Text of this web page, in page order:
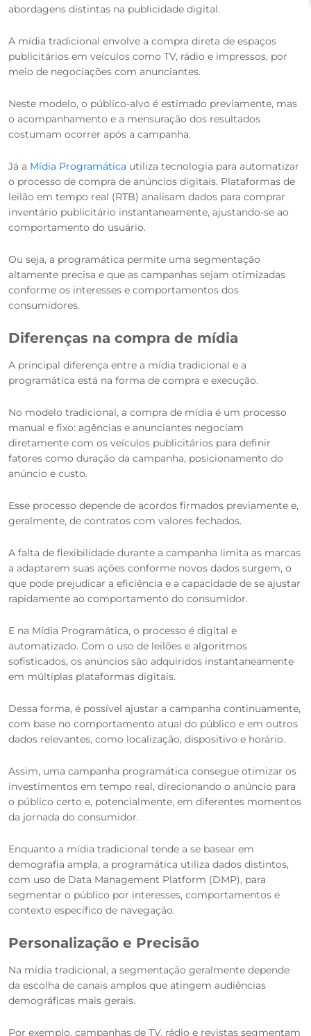
abordagens distintas na publicidade digital.
A mídia tradicional envolve a compra direta de espaços
publicitários em veículos como TV, rádio e impressos, por
meio de negociações com anunciantes.
Neste modelo, o público-alvo é estimado previamente, mas
o acompanhamento e a mensuração dos resultados
costumam ocorrer após a campanha.
Já a Mídia Programática utiliza tecnologia para automatizar
o processo de compra de anúncios digitais. Plataformas de
leilão em tempo real (RTB) analisam dados para comprar
inventário publicitário instantaneamente, ajustando-se ao
comportamento do usuário.
Ou seja, a programática permite uma segmentação
altamente precisa e que as campanhas sejam otimizadas
conforme os interesses e comportamentos dos
consumidores.
Diferenças na compra de mídia
A principal diferença entre a mídia tradicional e a
programática está na forma de compra e execução.
No modelo tradicional, a compra de mídia é um processo
manual e fixo: agências e anunciantes negociam
diretamente com os veículos publicitários para definir
fatores como duração da campanha, posicionamento do
anúncio e custo.
Esse processo depende de acordos firmados previamente e,
geralmente, de contratos com valores fechados.
A falta de flexibilidade durante a campanha limita as marcas
a adaptarem suas ações conforme novos dados surgem, o
que pode prejudicar a eficiência e a capacidade de se ajustar
rapidamente ao comportamento do consumidor.
E na Mídia Programática, o processo é digital e
automatizado. Com o uso de leilões e algoritmos
sofisticados, os anúncios são adquiridos instantaneamente
em múltiplas plataformas digitais.
Dessa forma, é possível ajustar a campanha continuamente,
com base no comportamento atual do público e em outros
dados relevantes, como localização, dispositivo e horário.
Assim, uma campanha programática consegue otimizar os
investimentos em tempo real, direcionando o anúncio para
o público certo e, potencialmente, em diferentes momentos
da jornada do consumidor.
Enquanto a mídia tradicional tende a se basear em
demografia ampla, a programática utiliza dados distintos,
com uso de Data Management Platform (DMP), para
segmentar o público por interesses, comportamentos e
contexto específico de navegação.
Personalização e Precisão
Na mídia tradicional, a segmentação geralmente depende
da escolha de canais amplos que atingem audiências
demográficas mais gerais.
Por exemplo, campanhas de TV, rádio e revistas segmentam